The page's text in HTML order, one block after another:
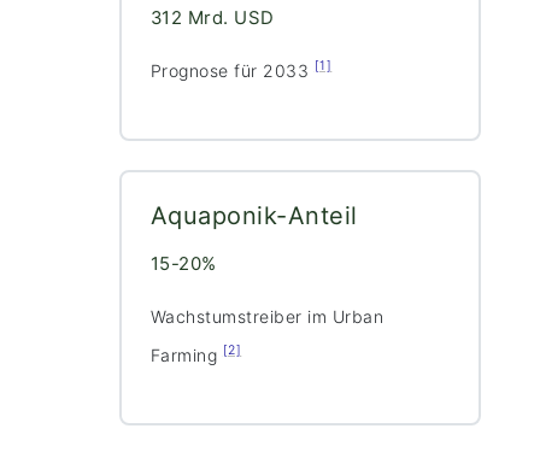
312 Mrd. USD
Prognose für 2033 [1]
Aquaponik-Anteil
15-20%
Wachstumstreiber im Urban
Farming [2]